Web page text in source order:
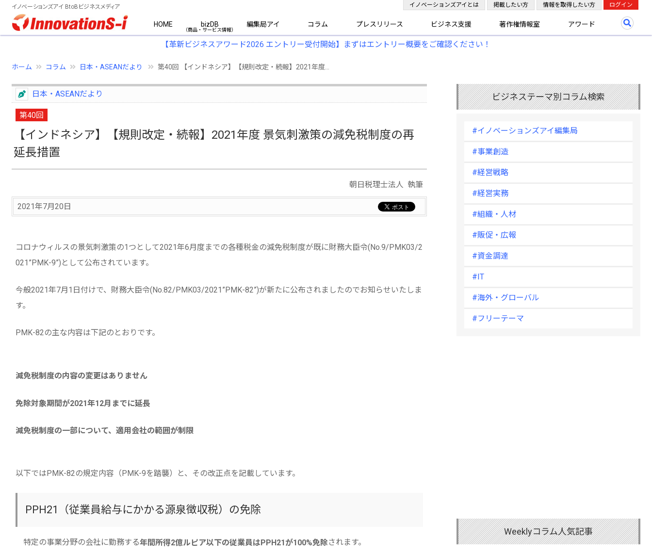
イノベーションズアイ BtoBビジネスメディア
HOME bizDB 編集局アイ コラム プレスリリース ビジネス支援 著作権情報室 アワード
イノベーションズアイとは 掲載したい方 情報を取得したい方 ログイン
【革新ビジネスアワード2026 エントリー受付開始】まずはエントリー概要をご確認ください！
ホーム コラム 日本・ASEANだより 第40回 【インドネシア】【規則改定・続報】2021年度...
日本・ASEANだより
第40回
【インドネシア】【規則改定・続報】2021年度 景気刺激策の減免税制度の再
延長措置
朝日税理士法人 執筆
2021年7月20日
コロナウィルスの景気刺激策の1つとして2021年6月度までの各種税金の減免税制度が既に財務大臣令(No.9/PMK03/2
021”PMK-9”)として公布されています。
今般2021年7月1日付けで、財務大臣令(No.82/PMK03/2021”PMK-82”)が新たに公布されましたのでお知らせいたしま
す。
PMK-82の主な内容は下記のとおりです。
減免税制度の内容の変更はありません
免除対象期間が2021年12月までに延長
減免税制度の一部について、適用会社の範囲が制限
以下ではPMK-82の規定内容（PMK-9を踏襲）と、その改正点を記載しています。
PPH21（従業員給与にかかる源泉徴収税）の免除
特定の事業分野の会社に勤務する年間所得2億ルピア以下の従業員はPPH21が100%免除されます。
ビジネステーマ別コラム検索
#イノベーションズアイ編集局
#事業創造
#経営戦略
#経営実務
#組織・人材
#販促・広報
#資金調達
#IT
#海外・グローバル
#フリーテーマ
Weeklyコラム人気記事